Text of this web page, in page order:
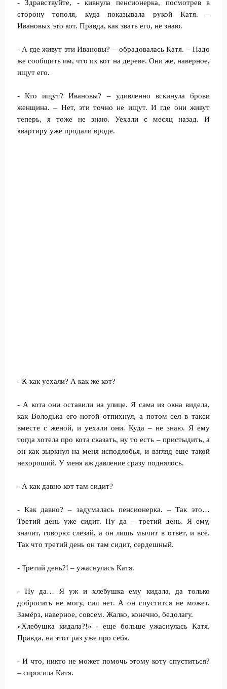
- Здравствуйте, - кивнула пенсионерка, посмотрев в
сторону тополя, куда показывала рукой Катя. –
Ивановых это кот. Правда, как звать его, не знаю.
- А где живут эти Ивановы? – обрадовалась Катя. – Надо
же сообщить им, что их кот на дереве. Они же, наверное,
ищут его.
- Кто ищут? Ивановы? – удивленно вскинула брови
женщина. – Нет, эти точно не ищут. И где они живут
теперь, я тоже не знаю. Уехали с месяц назад. И
квартиру уже продали вроде.
- К-как уехали? А как же кот?
- А кота они оставили на улице. Я сама из окна видела,
как Володька его ногой отпихнул, а потом сел в такси
вместе с женой, и уехали они. Куда – не знаю. Я ему
тогда хотела про кота сказать, ну то есть – пристыдить, а
он как зыркнул на меня исподлобья, и взгляд еще такой
нехороший. У меня аж давление сразу поднялось.
- А как давно кот там сидит?
- Как давно? – задумалась пенсионерка. – Так это…
Третий день уже сидит. Ну да – третий день. Я ему,
значит, говорю: слезай, а он лишь мычит в ответ, и всё.
Так что третий день он там сидит, сердешный.
- Третий день?! – ужаснулась Катя.
- Ну да… Я уж и хлебушка ему кидала, да только
добросить не могу, сил нет. А он спустится не может.
Замёрз, наверное, совсем. Жалко, конечно, бедолагу.
«Хлебушка кидала?!» - еще больше ужаснулась Катя.
Правда, на этот раз уже про себя.
- И что, никто не может помочь этому коту спуститься?
– спросила Катя.